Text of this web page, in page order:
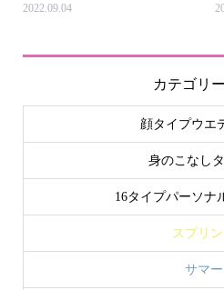
2022.09.04
カテゴリ
顔タイプウエ
身のこなし
16タイプパーソナ
スプリ
サマー